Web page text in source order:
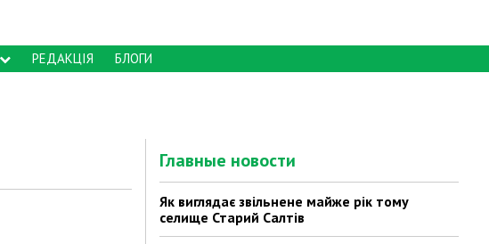
РЕДАКЦІЯ БЛОГИ
Главные новости
Як виглядає звільнене майже рік тому
селище Старий Салтів